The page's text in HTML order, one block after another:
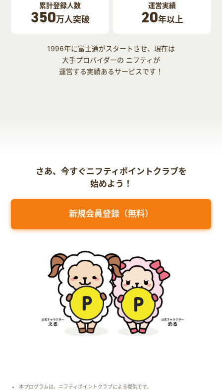
累計登録人数
350万人突破
運営実績
20年以上
1996年に富士通がスタートさせ、現在は
大手プロバイダーの ニフティが
運営する実績あるサービスです！
さあ、今すぐニフティポイントクラブを
始めよう！
新規会員登録（無料）
本プログラムは、ニフティポイントクラブによる提供です。